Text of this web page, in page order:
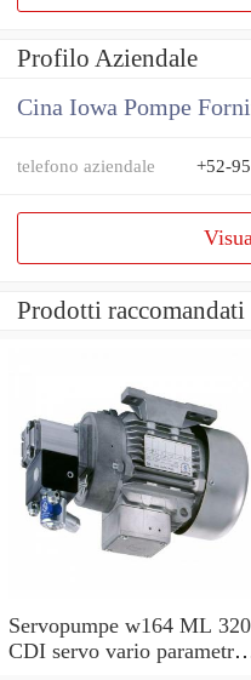
Profilo Aziendale
Cina Iowa Pompe
telefono aziendale +52-
Prodotti raccomandati
Servopumpe w164 ML 320
CDI servo vario parametri